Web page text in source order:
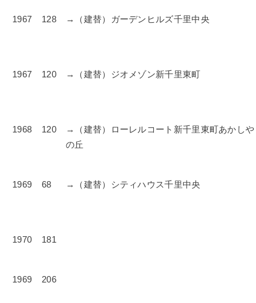
1967 128 →（建替）ガーデンヒルズ千里中央
1967 120 →（建替）ジオメゾン新千里東町
1968 120
→（建替）ローレルコート新千里東町あかしや
の丘
1969 68 →（建替）シティハウス千里中央
1970 181
1969 206